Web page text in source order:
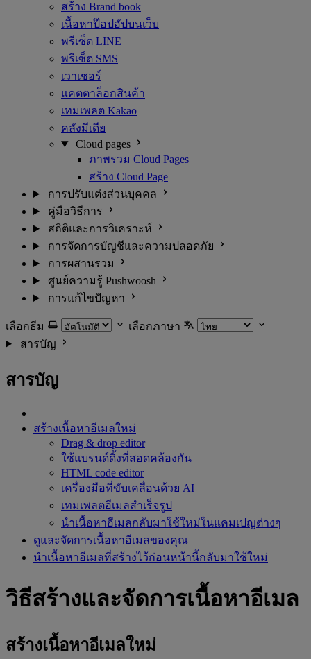
สร้าง Brand book
เนื้อหาป๊อปอัปบนเว็บ
พรีเซ็ต LINE
พรีเซ็ต SMS
เวาเชอร์
แคตตาล็อกสินค้า
เทมเพลต Kakao
คลังมีเดีย
Cloud pages
ภาพรวม Cloud Pages
สร้าง Cloud Page
การปรับแต่งส่วนบุคคล
คู่มือวิธีการ
สถิติและการวิเคราะห์
การจัดการบัญชีและความปลอดภัย
การผสานรวม
ศูนย์ความรู้ Pushwoosh
การแก้ไขปัญหา
เลือกธีม
เลือกภาษา
สารบัญ
สารบัญ
สร้างเนื้อหาอีเมลใหม่
Drag & drop editor
ใช้แบรนด์ดิ้งที่สอดคล้องกัน
HTML code editor
เครื่องมือที่ขับเคลื่อนด้วย AI
เทมเพลตอีเมลสำเร็จรูป
นำเนื้อหาอีเมลกลับมาใช้ใหม่ในแคมเปญต่างๆ
ดูและจัดการเนื้อหาอีเมลของคุณ
นำเนื้อหาอีเมลที่สร้างไว้ก่อนหน้านี้กลับมาใช้ใหม่
วิธีสร้างและจัดการเนื้อหาอีเมล
สร้างเนื้อหาอีเมลใหม่